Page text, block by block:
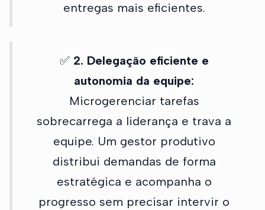
entregas mais eficientes.
✅ 2. Delegação eficiente e
autonomia da equipe:
Microgerenciar tarefas
sobrecarrega a liderança e trava a
equipe. Um gestor produtivo
distribui demandas de forma
estratégica e acompanha o
progresso sem precisar intervir o